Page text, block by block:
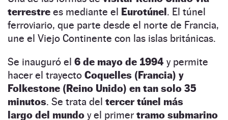
terrestre es mediante el Eurotúnel. El túnel
ferroviario, que parte desde el norte de Francia,
une el Viejo Continente con las islas británicas.
Se inauguró el 6 de mayo de 1994 y permite
hacer el trayecto Coquelles (Francia) y
Folkestone (Reino Unido) en tan solo 35
minutos. Se trata del tercer túnel más
largo del mundo y el primer tramo submarino